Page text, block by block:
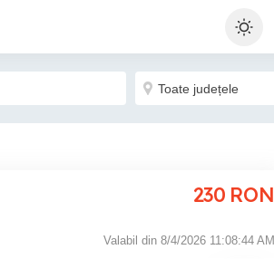
230 RON
Valabil din 8/4/2026 11:08:44 AM